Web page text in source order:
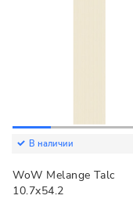
В наличии
WoW Melange Talc
10.7x54.2